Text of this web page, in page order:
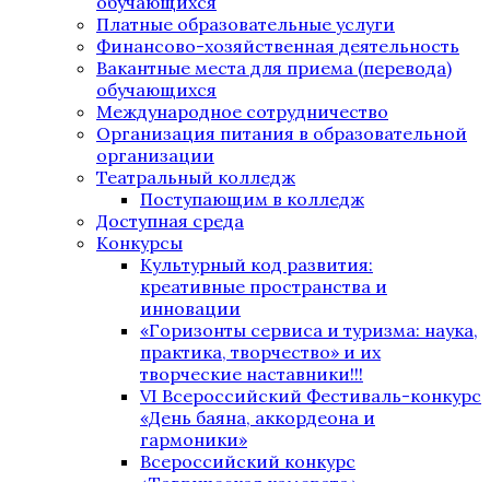
Платные образовательные услуги
Финансово-хозяйственная деятельность
Вакантные места для приема (перевода)
обучающихся
Международное сотрудничество
Организация питания в образовательной
организации
Театральный колледж
Поступающим в колледж
Доступная среда
Конкурсы
Культурный код развития:
креативные пространства и
инновации
«Горизонты сервиса и туризма: наука,
практика, творчество» и их
творческие наставники!!!
VI Всероссийский Фестиваль-конкурс
«День баяна, аккордеона и
гармоники»
Всероссийский конкурс